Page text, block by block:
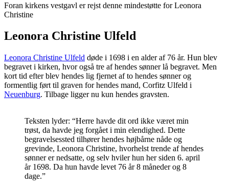
Foran kirkens vestgavl er rejst denne mindestøtte for Leonora
Christine
Leonora Christine Ulfeld
Leonora Christine Ulfeld døde i 1698 i en alder af 76 år. Hun blev
begravet i kirken, hvor også tre af hendes sønner lå begravet. Men
kort tid efter blev hendes lig fjernet af to hendes sønner og
formentlig ført til graven for hendes mand, Corfitz Ulfeld i
Neuenburg. Tilbage ligger nu kun hendes gravsten.
Teksten lyder: “Herre havde dit ord ikke været min
trøst, da havde jeg forgået i min elendighed. Dette
begravelsessted tilhører hendes højbårne nåde og
grevinde, Leonora Christine, hvorhelst trende af hendes
sønner er nedsatte, og selv hviler hun her siden 6. april
år 1698. Da hun havde levet 76 år 8 måneder og 8
dage.”